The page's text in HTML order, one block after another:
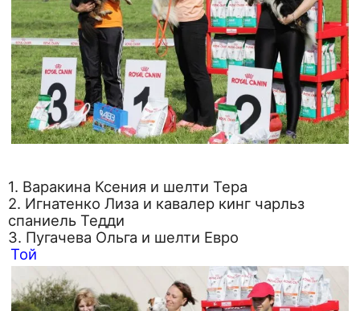
1. Варакина Ксения и шелти Тера
2. Игнатенко Лиза и кавалер кинг чарльз
спаниель Тедди
3. Пугачева Ольга и шелти Евро
Той